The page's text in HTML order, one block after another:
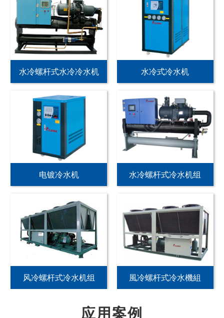
水冷螺杆式水冷冷水机 水冷式冷水机
电镀冷水机 水冷螺杆式冷水机组
风冷螺杆式冷水机组 風冷螺杆式冷水機組
应用案例